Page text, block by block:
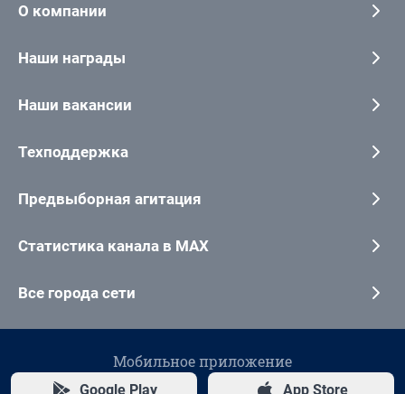
О компании
Наши награды
Наши вакансии
Техподдержка
Предвыборная агитация
Статистика канала в MAX
Все города сети
Мобильное приложение
Google Play App Store